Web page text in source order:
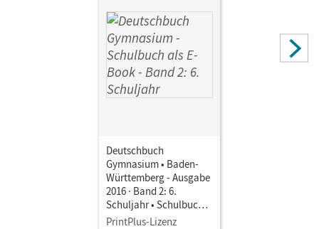
Deutschbuch
Gymnasium • Baden-
Württemberg - Ausgabe
2016 · Band 2: 6.
Schuljahr • Schulbuch
als E-Book
PrintPlus-Lizenz